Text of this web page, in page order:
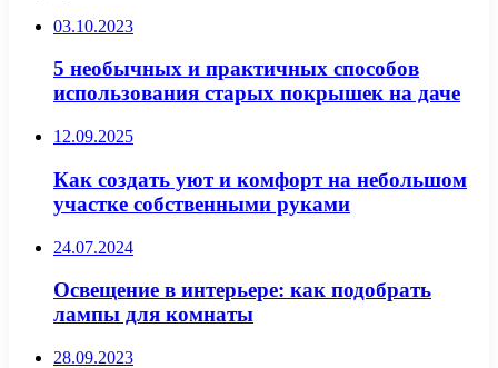
03.10.2023
5 необычных и практичных способов
использования старых покрышек на даче
12.09.2025
Как создать уют и комфорт на небольшом
участке собственными руками
24.07.2024
Освещение в интерьере: как подобрать
лампы для комнаты
28.09.2023